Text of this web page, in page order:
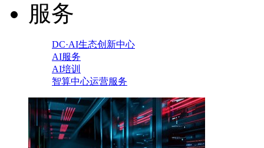
服务
DC·AI生态创新中心
AI服务
AI培训
智算中心运营服务